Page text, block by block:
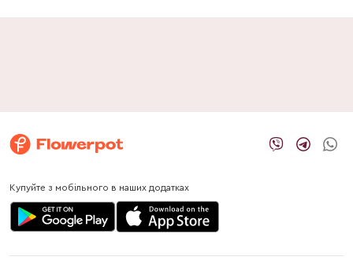
Купуйте з мобільного в наших додатках